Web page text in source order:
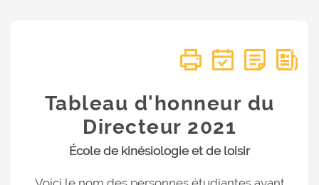
Tableau d'honneur du
Directeur 2021
École de kinésiologie et de loisir